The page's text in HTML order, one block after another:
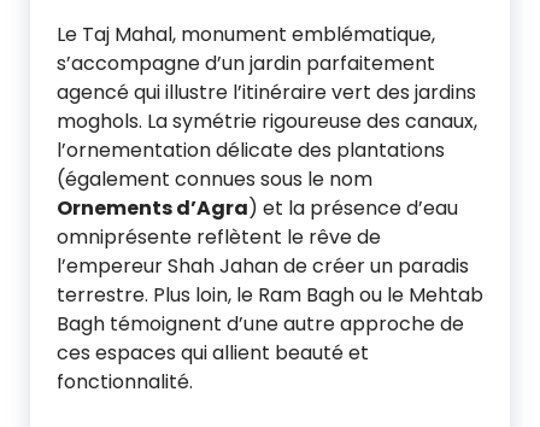
Le Taj Mahal, monument emblématique,
s’accompagne d’un jardin parfaitement
agencé qui illustre l’itinéraire vert des jardins
moghols. La symétrie rigoureuse des canaux,
l’ornementation délicate des plantations
(également connues sous le nom
Ornements d’Agra) et la présence d’eau
omniprésente reflètent le rêve de
l’empereur Shah Jahan de créer un paradis
terrestre. Plus loin, le Ram Bagh ou le Mehtab
Bagh témoignent d’une autre approche de
ces espaces qui allient beauté et
fonctionnalité.